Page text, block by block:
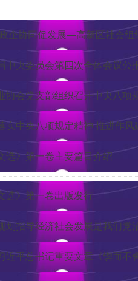
企协同促发展—高新区社会组
中央委员会第四次全体会议公
协会党支部组织召开中央八项
习近平：锲而不舍落实
选》第一卷主要篇目介绍
选》第一卷出版发行
划指导经济社会发展是我们党
近平总书记重要文章《锲而